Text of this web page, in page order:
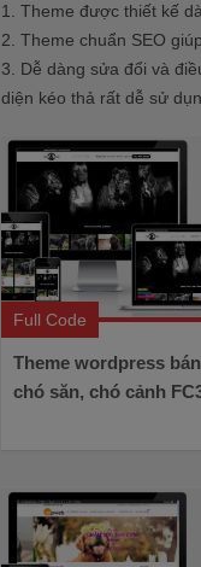
1. Theme được thiết kế
2. Theme chuẩn SEO
3. Dễ dàng sửa đổi và
diện kéo thả rất dễ sử
Full Code
Theme wordpress bán
chó săn, chó cảnh